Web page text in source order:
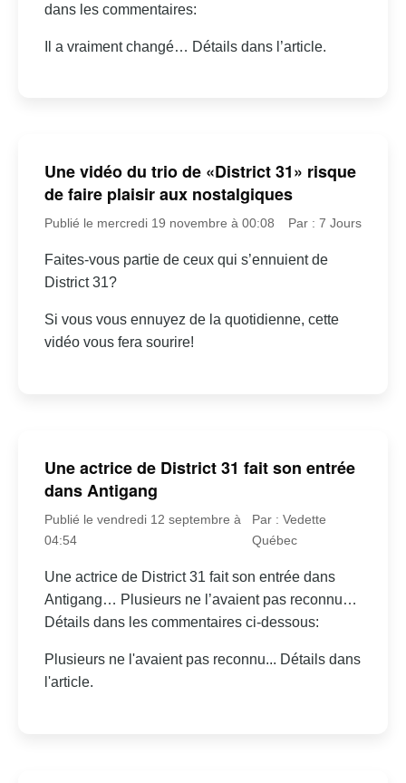
dans les commentaires:
Il a vraiment changé… Détails dans l’article.
Une vidéo du trio de «District 31» risque
de faire plaisir aux nostalgiques
Publié le mercredi 19 novembre à 00:08 Par : 7 Jours
Faites-vous partie de ceux qui s’ennuient de
District 31?
Si vous vous ennuyez de la quotidienne, cette
vidéo vous fera sourire!
Une actrice de District 31 fait son entrée
dans Antigang
Publié le vendredi 12 septembre à
04:54
Par : Vedette
Québec
Une actrice de District 31 fait son entrée dans
Antigang… Plusieurs ne l’avaient pas reconnu…
Détails dans les commentaires ci-dessous:
Plusieurs ne l'avaient pas reconnu... Détails dans
l'article.